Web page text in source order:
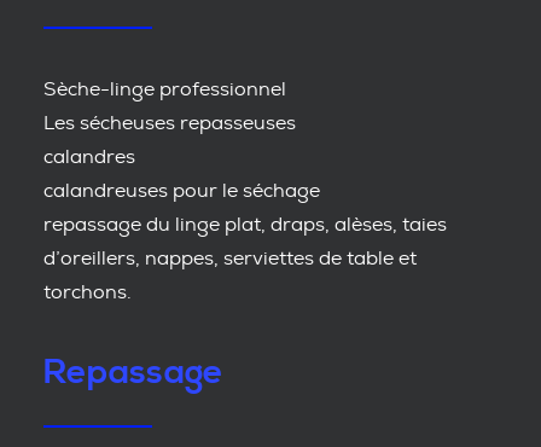
Sèche-linge professionnel
Les sécheuses repasseuses
calandres
calandreuses pour le séchage
repassage du linge plat, draps, alèses, taies
d’oreillers, nappes, serviettes de table et
torchons.
Repassage